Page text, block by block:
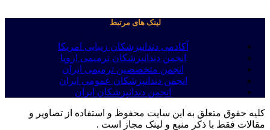
لینک های مرتبط
آکادمی دندانپزشکان زیبایی امریکا
انجمن دندانپزشکان ترمیمی اروپا
انجمن متخصصین ترمیمی ایران
انجمن دندانپزشکان عمومی ایران
انجمن دندانپزشکان ایران
کلیه حقوق متعلق به این سایت محفوظ و استفاده از تصاویر و
مقالات فقط با ذکر منبع و لینک مجاز است .